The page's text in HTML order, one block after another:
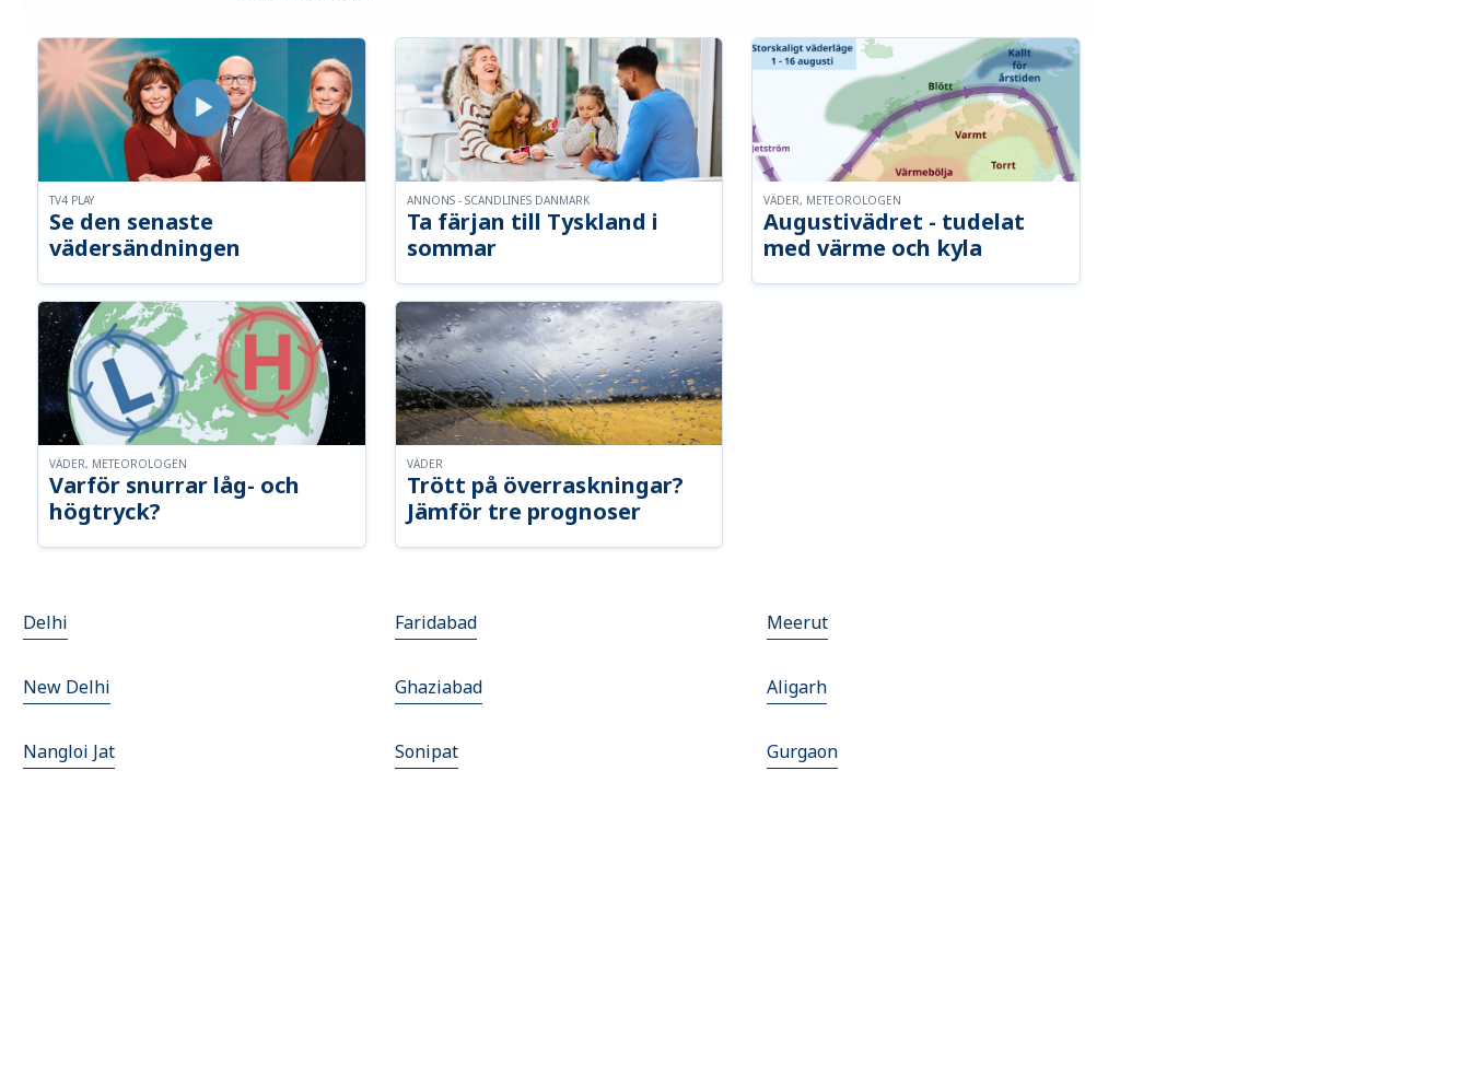
Se den senaste
vädersändningen
TV4 PLAY
Ta färjan till Tyskland i
sommar
ANNONS - SCANDLINES DANMARK
Augustivädret - tudelat
med värme och kyla
VÄDER, METEOROLOGEN
Varför snurrar låg- och
högtryck?
VÄDER, METEOROLOGEN
Trött på överraskningar?
Jämför tre prognoser
VÄDER
Delhi Faridabad Meerut
New Delhi Ghaziabad Aligarh
Nangloi Jat Sonipat Gurgaon